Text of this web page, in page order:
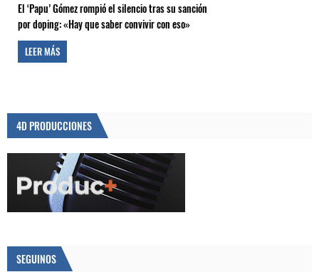
El ‘Papu’ Gómez rompió el silencio tras su sanción
por doping: «Hay que saber convivir con eso»
LEER MÁS
4D PRODUCCIONES
SEGUINOS